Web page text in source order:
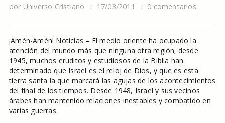
por Universo Cristiano 17/03/2011 0 comentarios
¡Amén-Amén! Noticias – El medio oriente ha ocupado la
atención del mundo más que ninguna otra región; desde
1945, muchos eruditos y estudiosos de la Biblia han
determinado que Israel es el reloj de Dios, y que es esta
tierra santa la que marcará las agujas de los acontecimientos
del final de los tiempos. Desde 1948, Israel y sus vecinos
árabes han mantenido relaciones inestables y combatido en
varias guerras.